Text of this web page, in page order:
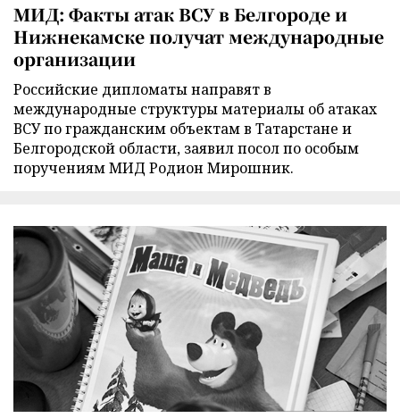
МИД: Факты атак ВСУ в Белгороде и
Нижнекамске получат международные
организации
Российские дипломаты направят в
международные структуры материалы об атаках
ВСУ по гражданским объектам в Татарстане и
Белгородской области, заявил посол по особым
поручениям МИД Родион Мирошник.